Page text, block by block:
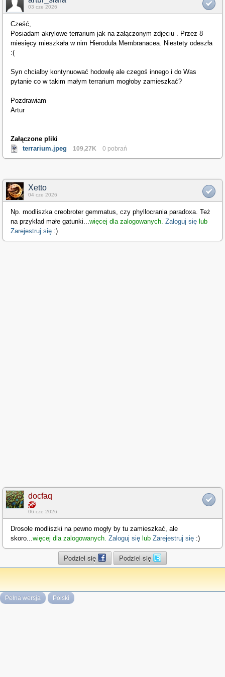
03 cze 2026
Cześć,
Posiadam akrylowe terrarium jak na załączonym zdjęciu . Przez 8
miesięcy mieszkała w nim Hierodula Membranacea. Niestety odeszła
:(
Syn chciałby kontynuować hodowlę ale czegoś innego i do Was
pytanie co w takim małym terrarium mogłoby zamieszkać?
Pozdrawiam
Artur
Załączone pliki
terrarium.jpeg
109,27K 0 pobrań
Xetto
04 cze 2026
Np. modliszka creobroter gemmatus, czy phyllocrania paradoxa. Też
na przykład małe gatunki
więcej dla zalogowanych. Zaloguj się lub
Zarejestruj się :)
docfaq
06 cze 2026
Drosołe modliszki na pewno mogły by tu zamieszkać, ale
skoro
więcej dla zalogowanych. Zaloguj się lub Zarejestruj się :)
Podziel się Podziel się
Pełna wersja Polski